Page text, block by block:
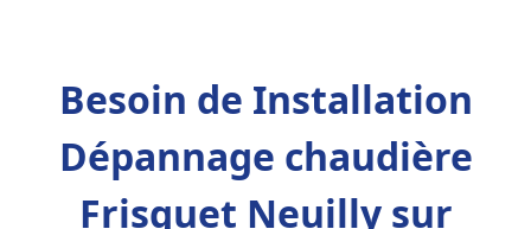
Besoin de Installation
Dépannage chaudière
Frisquet Neuilly sur